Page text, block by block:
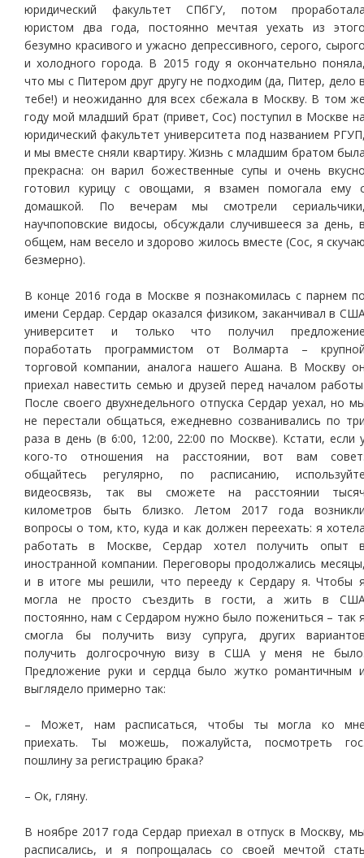
юридический факультет СПбГУ, потом
юристом два года, постоянно мечтая уехать из
безумно красивого и ужасно депрессивного, серого,
и холодного города. В 2015 году я окончательно
что мы с Питером друг другу не подходим (да, Питер, дело
тебе!) и неожиданно для всех сбежала в Москву. В том
году мой младший брат (привет, Сос) поступил в Москве
юридический факультет университета под названием
и мы вместе сняли квартиру. Жизнь с младшим братом
прекрасна: он варил божественные супы и очень
готовил курицу с овощами, я взамен помогала ему
домашкой. По вечерам мы смотрели
научпоповские видосы, обсуждали случившееся за день,
общем, нам весело и здорово жилось вместе (Сос, я
безмерно).
В конце 2016 года в Москве я познакомилась с парнем
имени Сердар. Сердар оказался физиком, заканчивал в
университет и только что получил
поработать программистом от Волмарта –
торговой компании, аналога нашего Ашана. В Москву
приехал навестить семью и друзей перед началом
После своего двухнедельного отпуска Сердар уехал, но
не перестали общаться, ежедневно созванивались по
раза в день (в 6:00, 12:00, 22:00 по Москве). Кстати, если
кого-то отношения на расстоянии, вот вам
общайтесь регулярно, по расписанию,
видеосвязь, так вы сможете на расстоянии
километров быть близко. Летом 2017 года
вопросы о том, кто, куда и как должен переехать: я
работать в Москве, Сердар хотел получить опыт
иностранной компании. Переговоры продолжались
и в итоге мы решили, что перееду к Сердару я. Чтобы
могла не просто съездить в гости, а жить в
постоянно, нам с Сердаром нужно было пожениться – так
смогла бы получить визу супруга, других
получить долгосрочную визу в США у меня не
Предложение руки и сердца было жутко романтичным
выглядело примерно так:
– Может, нам расписаться, чтобы ты могла ко
приехать. Ты можешь, пожалуйста, посмотреть
пошлину за регистрацию брака?
– Ок, гляну.
В ноябре 2017 года Сердар приехал в отпуск в Москву,
расписались, и я попрощалась со своей мечтой